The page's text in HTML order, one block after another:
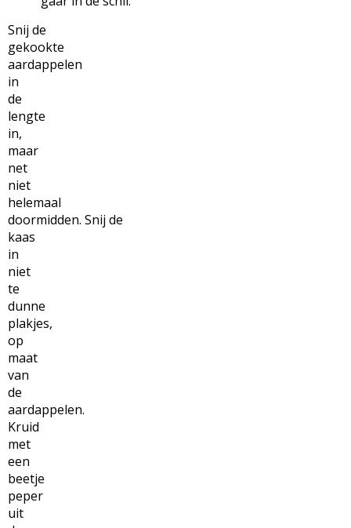
Snij de
gekookte
aardappelen
in
de
lengte
in,
maar
net
niet
helemaal
doormidden. Snij de
kaas
in
niet
te
dunne
plakjes,
op
maat
van
de
aardappelen.
Kruid
met
een
beetje
peper
uit